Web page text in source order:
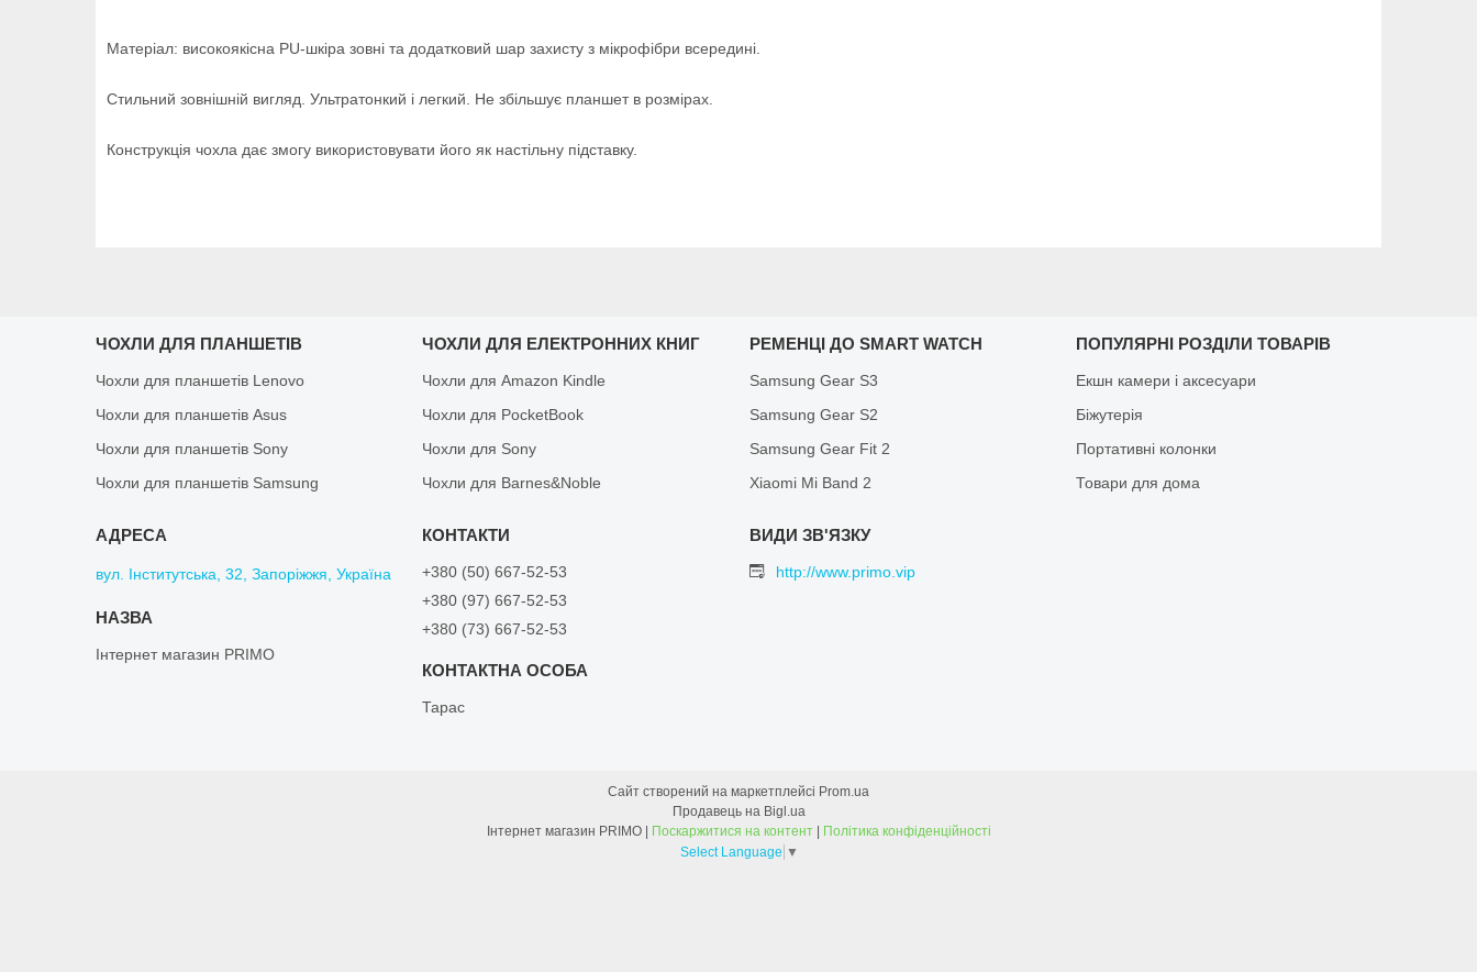
Матеріал: високоякісна PU-шкіра зовні та додатковий шар захисту з мікрофібри всередині.
Стильний зовнішній вигляд. Ультратонкий і легкий. Не збільшує планшет в розмірах.
Конструкція чохла дає змогу використовувати його як настільну підставку.
ЧОХЛИ ДЛЯ ПЛАНШЕТІВ
Чохли для планшетів Lenovo
Чохли для планшетів Asus
Чохли для планшетів Sony
Чохли для планшетів Samsung
ЧОХЛИ ДЛЯ ЕЛЕКТРОННИХ КНИГ
Чохли для Amazon Kindle
Чохли для PocketBook
Чохли для Sony
Чохли для Barnes&Noble
РЕМЕНЦІ ДО SMART WATCH
Samsung Gear S3
Samsung Gear S2
Samsung Gear Fit 2
Xiaomi Mi Band 2
ПОПУЛЯРНІ РОЗДІЛИ ТОВАРІВ
Екшн камери і аксесуари
Біжутерія
Портативні колонки
Товари для дома
вул. Інститутська, 32, Запоріжжя, Україна
Інтернет магазин PRIMO
+380 (50) 667-52-53
+380 (97) 667-52-53
+380 (73) 667-52-53
Тарас
http://www.primo.vip
Сайт створений на маркетплейсі Prom.ua
Продавець на Bigl.ua
Інтернет магазин PRIMO | Поскаржитися на контент | Політика конфіденційності
Select Language ▼